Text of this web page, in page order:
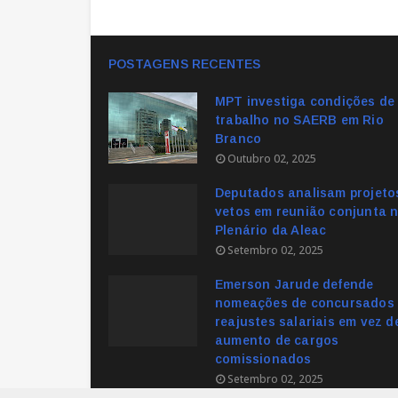
POSTAGENS RECENTES
MPT investiga condições de
trabalho no SAERB em Rio
Branco
Outubro 02, 2025
Deputados analisam
vetos em reunião conjunta
Plenário da Aleac
Setembro 02, 2025
Emerson Jarude defende
nomeações de concursados
reajustes salariais em vez
aumento de cargos
comissionados
Setembro 02, 2025